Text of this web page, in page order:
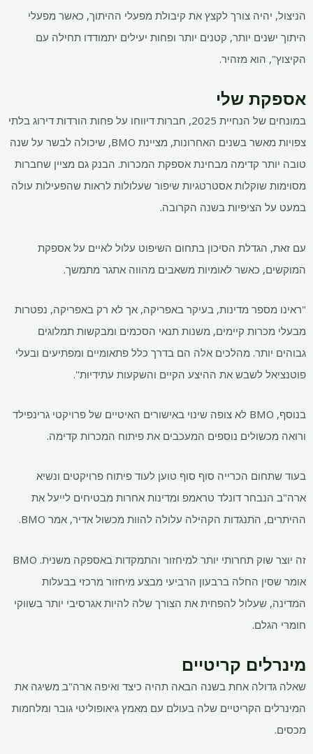
הניצול, יהיה צורך לקצץ את קיבולת מפעלי ההיתוך, כאשר מפעלי
היתוך ישנים יותר, קטנים יותר ופחות יעילים יתמודדו תחילה עם
הקיצוץ", הוא מזהיר.
אספקת שלי
במונחים של הנחיית 2025, חברות דיווחו על פחות הורדות דירוג בלתי
צפויות מאשר בשנים האחרונות, מציינת BMO, שיכולה לבשר על שנה
טובה יותר קדימה מבחינת אספקת המכרות. הבנק גם מציין שחברות
מסוימות שוקלות אסטרטגיות שיפור שעלולות לראות שהפעילות עולה
במעט על הציפיות בשנה הקרובה.
עם זאת, הגדלת הסיכון בתחום השיפוט עלול לאיים על אספקת
המוקשים, כאשר לאומיות משאבים מהווה אתגר מתמשך.
"ראינו מספר מדינות, בעיקר באפריקה, אך לא רק באפריקה, נפטרות
מבעלי מכרות קיימים, משנות תנאי הסכמים ומבקשות תמלוגים
גבוהים יותר. מהלכים אלה הם בדרך כלל פתאומיים ומפתיעים ובעלי
פוטנציאל לשבש את ההיצע הקיים והשקעות עתידיות".
בנוסף, BMO לא צופה שינוי באישורים האיטיים של פרויקטי גרינפילד
ורואה מכשולים נוספים המעכבים את פיתוח המכרות קדימה.
בעוד שתחום הכרייה סוף סוף טוען לעוד פיתוח פרויקטים ונשיא
ארה"ב הנבחר דונלד טראמפ ומדינות אחרות מבטיחים לייעל את
ההיתרים, התנגדות הקהילה עלולה להוות מכשול אדיר, אמר BMO.
זה יוצר שוק תחרותי יותר למיחזור והתמקדות באספקה ​​משנית. BMO
אומר שסין החלה ברבעון הרביעי מבצע מיחזור מרכזי בבעלות
המדינה, שעלול להפחית את הצורך שלה להיות אגרסיבי יותר בשווקי
חומרי הגלם.
מינרלים קריטיים
שאלה גדולה אחת בשנה הבאה תהיה כיצד ואיפה ארה"ב משיגה את
המינרלים הקריטיים שלה בעולם עם מאמץ גיאופוליטי גובר ומלחמות
מכסים.